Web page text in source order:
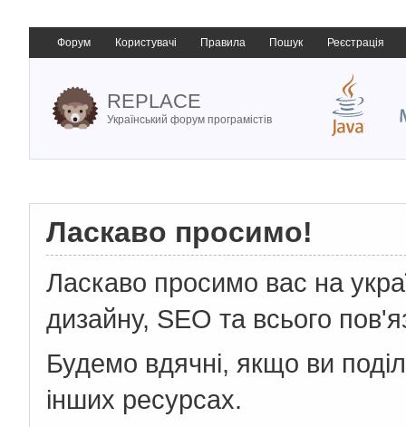
Форум Користувачі Правила Пошук Реєстрація
REPLACE
Український форум програмістів
Ласкаво просимо!
Ласкаво просимо вас на
дизайну, SEO та всього
Будемо вдячні, якщо ви
інших ресурсах.